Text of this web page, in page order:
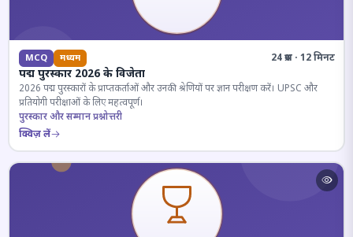
MCQ मध्यम 24 प्रश्न · 12 मिनट
पद्म पुरस्कार 2026 के विजेता
2026 पद्म पुरस्कारों के प्राप्तकर्ताओं और उनकी श्रेणियों पर ज्ञान परीक्षण करें। UPSC और
प्रतियोगी परीक्षाओं के लिए महत्वपूर्ण।
पुरस्कार और सम्मान प्रश्नोत्तरी
क्विज़ लें